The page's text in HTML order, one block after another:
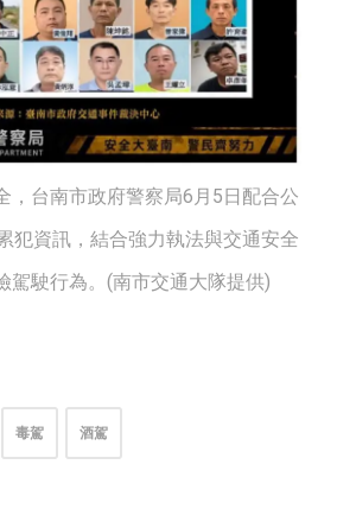
，台南市政府警察局6月5日配合公
犯資訊，結合強力執法與交通安全
駕駛行為。(南市交通大隊提供)
毒駕 酒駕